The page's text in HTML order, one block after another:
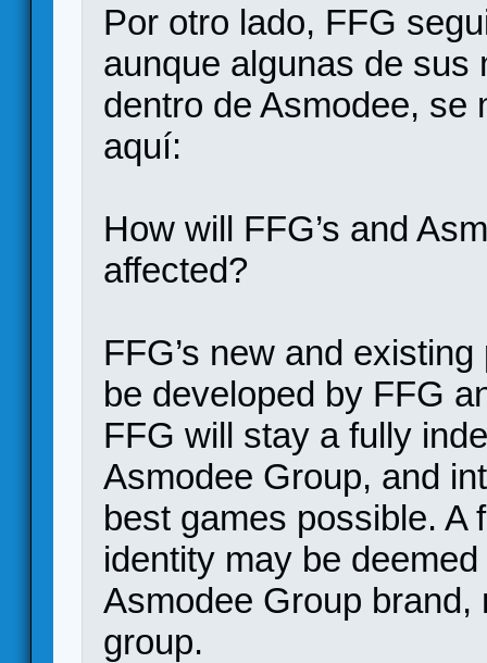
Por otro lado, FFG
aunque algunas de sus
dentro de Asmodee, se
aquí:
How will FFG’s and
affected?
FFG’s new and
be developed by FFG
FFG will stay a fully
Asmodee Group, and
best games possible. A
identity may be
Asmodee Group
group.